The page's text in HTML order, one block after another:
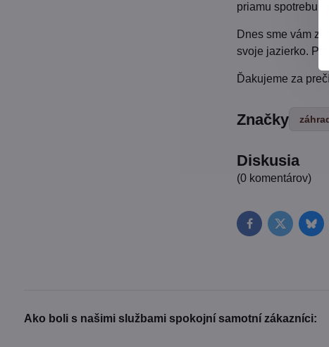
priamu spotrebu
Dnes sme vám
svoje jazierko.
Ďakujeme za
Značky
Diskusia
(0 komentárov)
FacebookTwitter
Ako boli s našimi službami spokojní samotní zákazníci: